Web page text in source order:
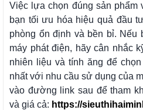
Việc lựa chọn đúng sản
bạn tối ưu hóa hiệu quả đầu
phòng ổn định và bền bỉ. Nếu
máy phát điện, hãy cân nhắc
nhiên liệu và tính ăng để
nhất với nhu cầu sử dụng của
vào đường link sau để tham
và giá cả: https://